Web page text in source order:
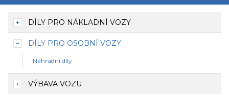
DÍLY PRO NÁKLADNÍ VOZY
DÍLY PRO OSOBNÍ VOZY
Náhradní díly
VÝBAVA VOZU